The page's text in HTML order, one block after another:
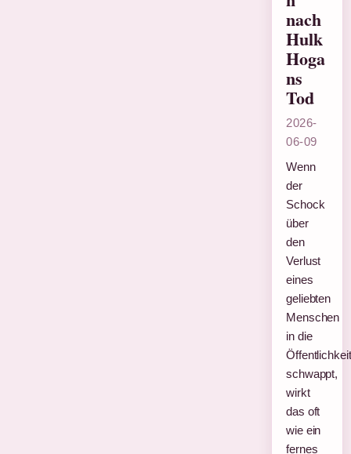
nach
Hulk
Hoga
ns
Tod
2026-
06-09
Wenn
der
Schock
über
den
Verlust
eines
geliebten
Menschen
in die
Öffentlichkeit
schwappt,
wirkt
das oft
wie ein
fernes